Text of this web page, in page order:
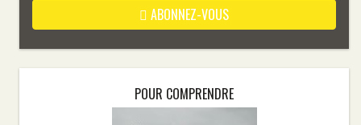
ABONNEZ-VOUS
POUR COMPRENDRE